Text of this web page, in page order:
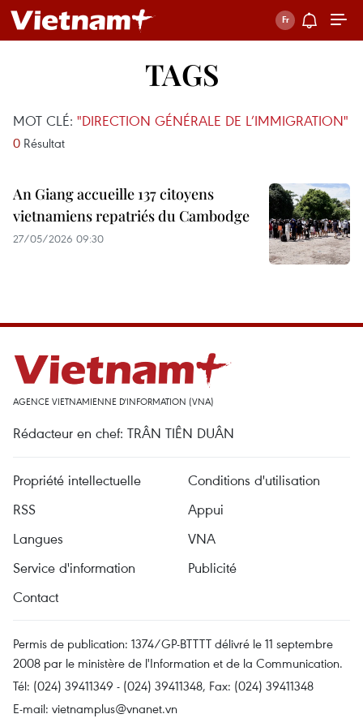
TAGS
MOT CLÉ: "DIRECTION GÉNÉRALE DE L’IMMIGRATION"
0 Résultat
An Giang accueille 137 citoyens
vietnamiens repatriés du Cambodge
27/05/2026 09:30
AGENCE VIETNAMIENNE D'INFORMATION (VNA)
Rédacteur en chef: TRÂN TIÊN DUÂN
Propriété intellectuelle
Conditions d'utilisation
RSS
Appui
Langues
VNA
Service d'information
Publicité
Contact
Permis de publication: 1374/GP-BTTTT délivré le 11 septembre
2008 par le ministère de l'Information et de la Communication.
Tél: (024) 39411349 - (024) 39411348, Fax: (024) 39411348
E-mail: vietnamplus@vnanet.vn